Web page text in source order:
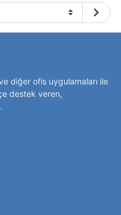
diğer ofis uygulamaları ile
destek veren,